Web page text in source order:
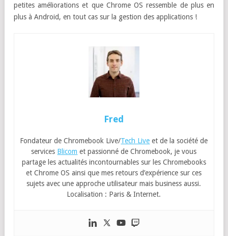
petites améliorations et que Chrome OS ressemble de plus en
plus à Android, en tout cas sur la gestion des applications !
Fred
Fondateur de Chromebook Live/Tech Live et de la société de
services Blicom et passionné de Chromebook, je vous
partage les actualités incontournables sur les Chromebooks
et Chrome OS ainsi que mes retours d’expérience sur ces
sujets avec une approche utilisateur mais business aussi.
Localisation : Paris & Internet.